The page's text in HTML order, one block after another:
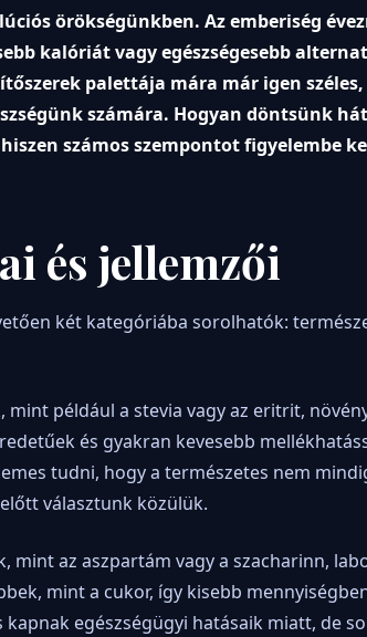
örökségünkben. Az emberiség
kalóriát vagy egészségesebb
palettája mára már igen
számára. Hogyan döntsünk
számos szempontot figyelembe
és jellemzői
két kategóriába sorolhatók:
mint például a stevia vagy az eritrit,
és gyakran kevesebb
tudni, hogy a természetes nem
választunk közülük.
mint az aszpartám vagy a szacharinn,
mint a cukor, így kisebb
egészségügyi hatásaik miatt, de